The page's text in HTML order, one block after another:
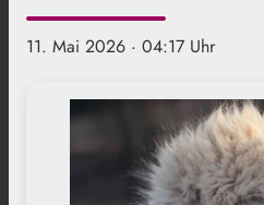
11. Mai 2026 · 04:17 Uhr